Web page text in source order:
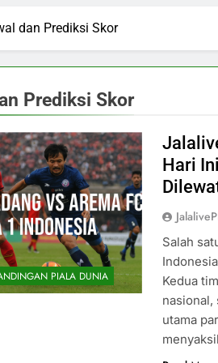
dan Prediksi Skor
Prediksi Skor
PIALA DUNIA
Hari
Salah
Kedua
nasional,
utama